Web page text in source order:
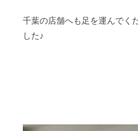
千葉の店舗へも足を運んでく
した♪